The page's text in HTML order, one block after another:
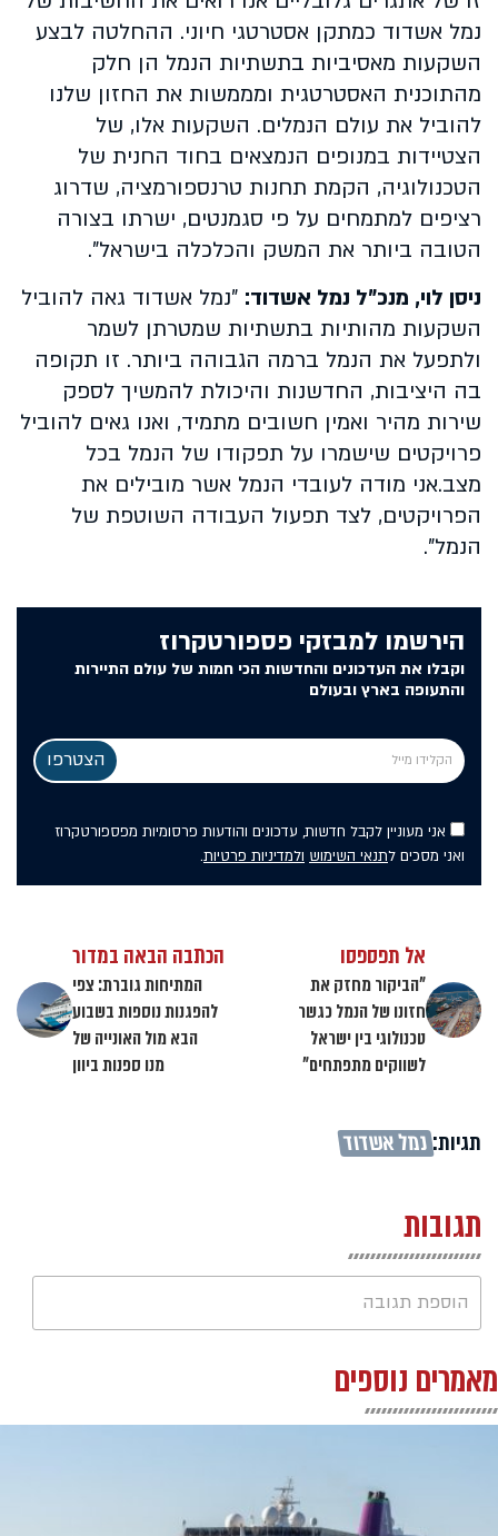
נמל אשדוד כמתקן אסטרטגי חיוני. ההחלטה לבצע
השקעות מאסיביות בתשתיות הנמל הן חלק
מהתוכנית האסטרטגית ומממשות את החזון שלנו
להוביל את עולם הנמלים. השקעות אלו, של
הצטיידות במנופים הנמצאים בחוד החנית של
הטכנולוגיה, הקמת תחנות טרנספורמציה, שדרוג
רציפים למתמחים על פי סגמנטים, ישרתו בצורה
הטובה ביותר את המשק והכלכלה בישראל".
ניסן לוי, מנכ"ל נמל אשדוד: "נמל אשדוד גאה להוביל
השקעות מהותיות בתשתיות שמטרתן לשמר
ולתפעל את הנמל ברמה הגבוהה ביותר. זו תקופה
בה היציבות, החדשנות והיכולת להמשיך לספק
שירות מהיר ואמין חשובים מתמיד, ואנו גאים להוביל
פרויקטים שישמרו על תפקודו של הנמל בכל
מצב.אני מודה לעובדי הנמל אשר מובילים את
הפרויקטים, לצד תפעול העבודה השוטפת של
הנמל".
הירשמו למבזקי פספורטקרוז
וקבלו את העדכונים והחדשות הכי חמות של עולם התיירות
והתעופה בארץ ובעולם
אני מעוניין לקבל חדשות, עדכונים והודעות פרסומיות מפספורטקרוז
ואני מסכים לתנאי השימוש ולמדיניות פרטיות.
אל תפספסו
"הביקור מחזק את
חזונו של הנמל כגשר
טכנולוגי בין ישראל
לשווקים מתפתחים"
הכתבה הבאה במדור
המתיחות גוברת: צפי
להפגנות נוספות בשבוע
הבא מול האונייה של
מנו ספנות ביוון
תגיות:נמל אשדוד
תגובות
הוספת תגובה
מאמרים נוספים